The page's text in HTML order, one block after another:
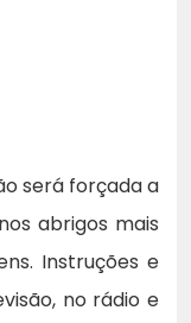
será forçada a
abrigos mais
Instruções e
no rádio e